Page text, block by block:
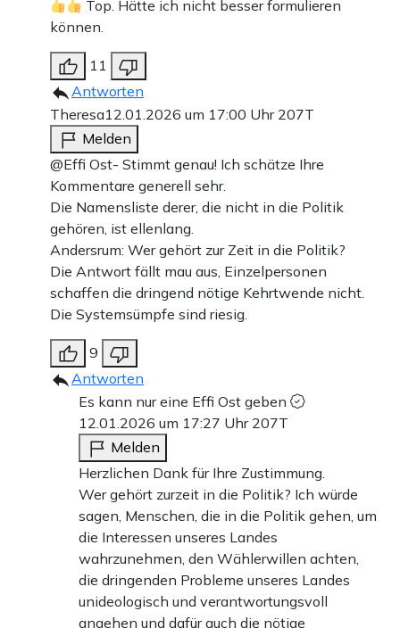
Top. Hätte ich nicht besser formulieren
können.
11
Antworten
Theresa12.01.2026 um 17:00 Uhr 207T
Melden
@Effi Ost- Stimmt genau! Ich schätze Ihre
Kommentare generell sehr.
Die Namensliste derer, die nicht in die Politik
gehören, ist ellenlang.
Andersrum: Wer gehört zur Zeit in die Politik?
Die Antwort fällt mau aus, Einzelpersonen
schaffen die dringend nötige Kehrtwende nicht.
Die Systemsümpfe sind riesig.
9
Antworten
Es kann nur eine Effi Ost geben
12.01.2026 um 17:27 Uhr 207T
Melden
Herzlichen Dank für Ihre Zustimmung.
Wer gehört zurzeit in die Politik? Ich würde
sagen, Menschen, die in die Politik gehen, um
die Interessen unseres Landes
wahrzunehmen, den Wählerwillen achten,
die dringenden Probleme unseres Landes
unideologisch und verantwortungsvoll
angehen und dafür auch die nötige